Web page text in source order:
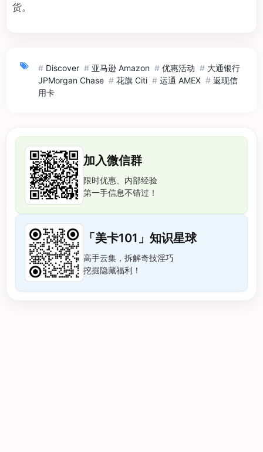
货。
# Discover # 亚马逊 Amazon # 优惠活动 # 大通银行
JPMorgan Chase # 花旗 Citi # 运通 AMEX # 返现信
用卡
加入微信群
限时优惠、内部经验
第一手信息不错过！
「美卡101」知识星球
高手云集，拆解奇技淫巧
挖掘隐藏福利！